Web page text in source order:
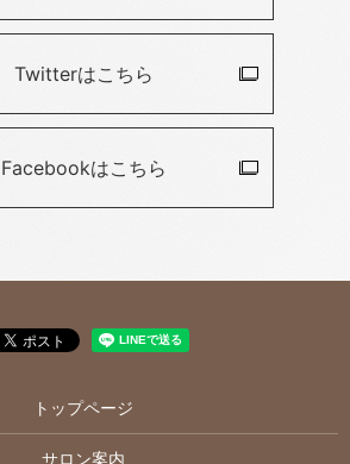
Twitterはこちら
Facebookはこちら
トップページ
サロン案内